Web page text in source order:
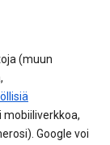
(muun
Google voi